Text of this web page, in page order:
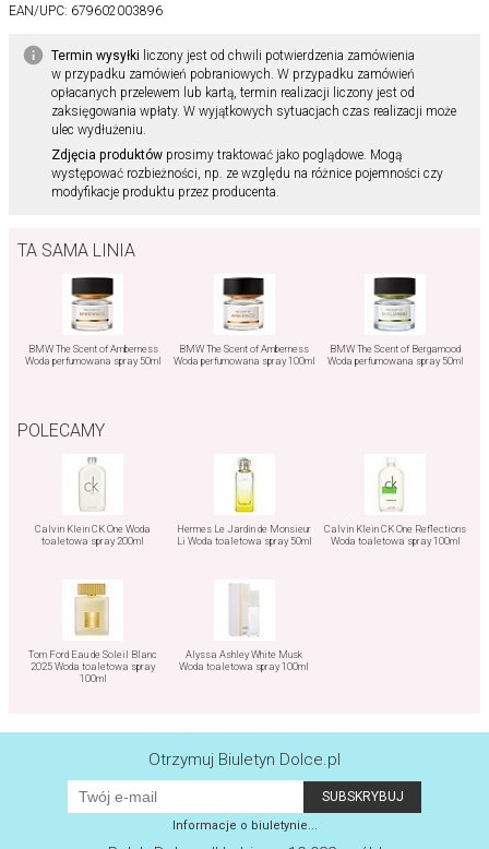
EAN/UPC: 679602003896
Termin wysyłki liczony jest od chwili potwierdzenia zamówienia
w przypadku zamówień pobraniowych. W przypadku zamówień
opłacanych przelewem lub kartą, termin realizacji liczony jest od
zaksięgowania wpłaty. W wyjątkowych sytuacjach czas realizacji może
ulec wydłużeniu.
Zdjęcia produktówprosimy traktować jako poglądowe. Mogą
występować rozbieżności, np. ze względu na różnice pojemności czy
modyfikacje produktu przez producenta.
TA SAMA LINIA
BMW The Scent of Amberness
Woda perfumowana spray 50ml
BMW The Scent of Amberness
Woda perfumowana spray 100ml
BMW The Scent of Bergamood
Woda perfumowana spray 50ml
POLECAMY
Calvin Klein CK One Woda
toaletowa spray 200ml
Hermes Le Jardin de Monsieur
Li Woda toaletowa spray 50ml
Calvin Klein CK One Reflections
Woda toaletowa spray 100ml
Tom Ford Eau de Soleil Blanc
2025 Woda toaletowa spray
100ml
Alyssa Ashley White Musk
Woda toaletowa spray 100ml
Otrzymuj Biuletyn Dolce.pl
Informacje o biuletynie...